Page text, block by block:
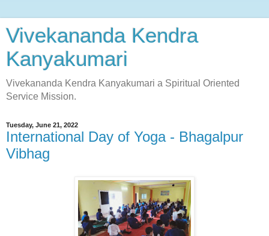
Vivekananda Kendra
Kanyakumari
Vivekananda Kendra Kanyakumari a Spiritual Oriented
Service Mission.
Tuesday, June 21, 2022
International Day of Yoga - Bhagalpur
Vibhag